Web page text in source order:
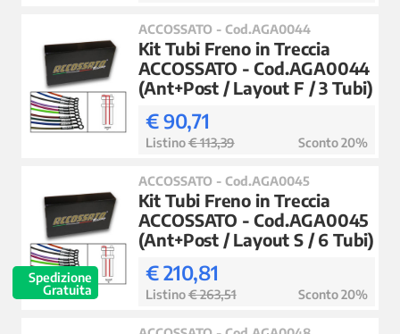
ACCOSSATO - Cod.AGA0044
Kit Tubi Freno in Treccia
ACCOSSATO - Cod.AGA0044
(Ant+Post / Layout F / 3 Tubi)
€ 90,71
Listino€ 113,39 Sconto 20%
Spedizione
Gratuita
ACCOSSATO - Cod.AGA0045
Kit Tubi Freno in Treccia
ACCOSSATO - Cod.AGA0045
(Ant+Post / Layout S / 6 Tubi)
€ 210,81
Listino€ 263,51 Sconto 20%